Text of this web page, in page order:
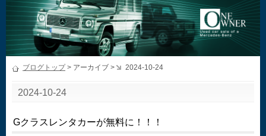
ブログトップ> アーカイブ > 2024-10-24
2024-10-24
Gクラスレンタカーが無料に！！！